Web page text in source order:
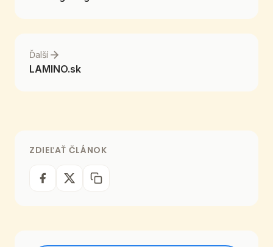
Ďalší
LAMINO.sk
ZDIEĽAŤ ČLÁNOK